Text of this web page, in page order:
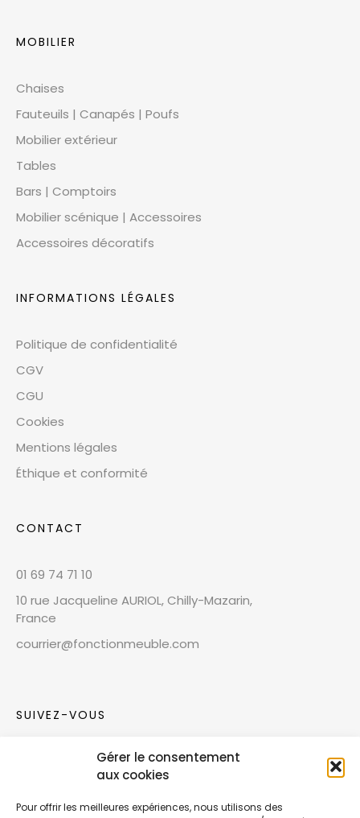
Gérer le consentement
aux cookies
Pour offrir les meilleures expériences, nous utilisons des
MOBILIER
Chaises
Fauteuils | Canapés | Poufs
Mobilier extérieur
Tables
Bars | Comptoirs
Mobilier scénique | Accessoires
Accessoires décoratifs
INFORMATIONS LÉGALES
Politique de confidentialité
CGV
CGU
Cookies
Mentions légales
Éthique et conformité
CONTACT
01 69 74 71 10
10 rue Jacqueline AURIOL, Chilly-Mazarin,
France
courrier@fonctionmeuble.com
SUIVEZ-VOUS
Rejoignez notre communauté sur les réseaux